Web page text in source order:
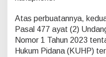
a
T
i
m
Atas perbuatannya,
Pasal 477 ayat (2)
Nomor 1 Tahun 2023
Hukum Pidana (KUHP)